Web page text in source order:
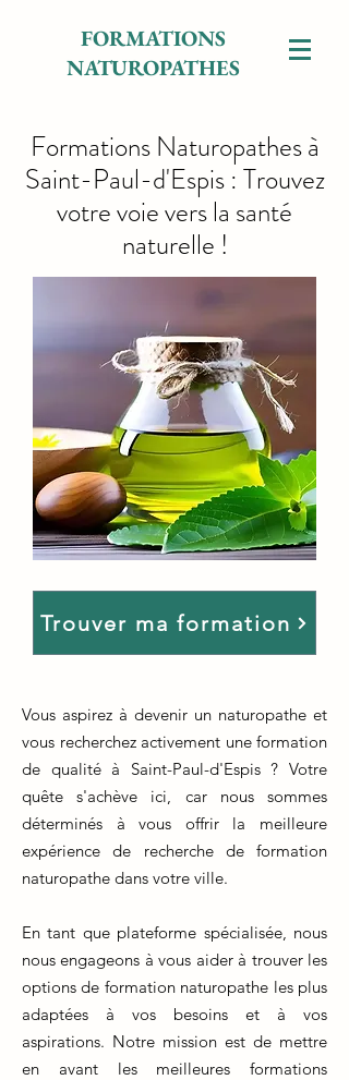
FORMATIONS
NATUROPATHES
Formations Naturopathes à
Saint-Paul-d'Espis : Trouvez
votre voie vers la santé
naturelle !
Trouver ma formation
Vous aspirez à devenir un naturopathe et
vous recherchez activement une formation
de qualité à Saint-Paul-d'Espis ? Votre
quête s'achève ici, car nous sommes
déterminés à vous offrir la meilleure
expérience de recherche de formation
naturopathe dans votre ville.
En tant que plateforme spécialisée, nous
nous engageons à vous aider à trouver les
options de formation naturopathe les plus
adaptées à vos besoins et à vos
aspirations. Notre mission est de mettre
en avant les meilleures formations